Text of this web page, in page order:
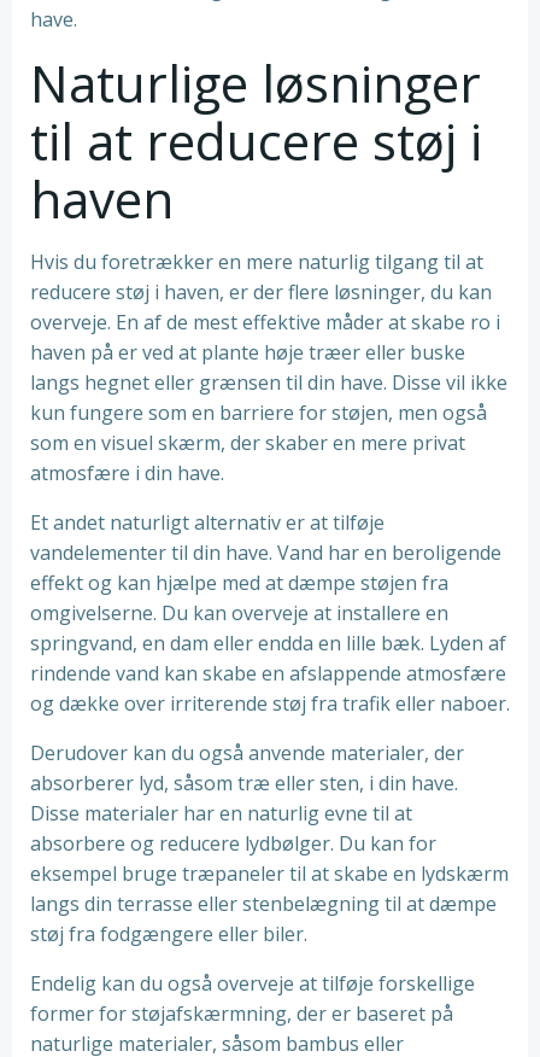
have.
Naturlige løsninger
til at reducere støj i
haven
Hvis du foretrækker en mere naturlig tilgang til at
reducere støj i haven, er der flere løsninger, du kan
overveje. En af de mest effektive måder at skabe ro i
haven på er ved at plante høje træer eller buske
langs hegnet eller grænsen til din have. Disse vil ikke
kun fungere som en barriere for støjen, men også
som en visuel skærm, der skaber en mere privat
atmosfære i din have.
Et andet naturligt alternativ er at tilføje
vandelementer til din have. Vand har en beroligende
effekt og kan hjælpe med at dæmpe støjen fra
omgivelserne. Du kan overveje at installere en
springvand, en dam eller endda en lille bæk. Lyden af
rindende vand kan skabe en afslappende atmosfære
og dække over irriterende støj fra trafik eller naboer.
Derudover kan du også anvende materialer, der
absorberer lyd, såsom træ eller sten, i din have.
Disse materialer har en naturlig evne til at
absorbere og reducere lydbølger. Du kan for
eksempel bruge træpaneler til at skabe en lydskærm
langs din terrasse eller stenbelægning til at dæmpe
støj fra fodgængere eller biler.
Endelig kan du også overveje at tilføje forskellige
former for støjafskærmning, der er baseret på
naturlige materialer, såsom bambus eller